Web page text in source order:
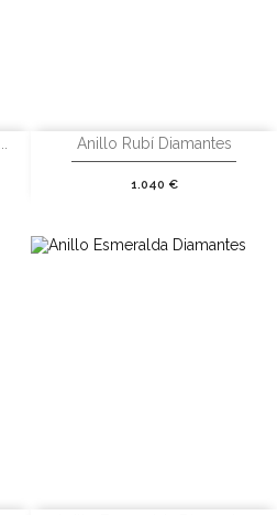
Anillo Rubí Diamantes
Precio
1.040 €